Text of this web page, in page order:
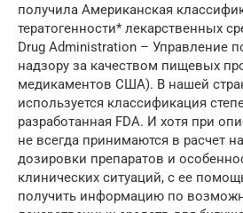
получила Американская
тератогенности* лекарственных
Drug Administration – Управление
надзору за качеством пищевых
медикаментов США). В нашей
используется классификация
разработанная FDA. И хотя при
не всегда принимаются в расчет
дозировки препаратов и
клинических ситуаций, с ее
получить информацию по